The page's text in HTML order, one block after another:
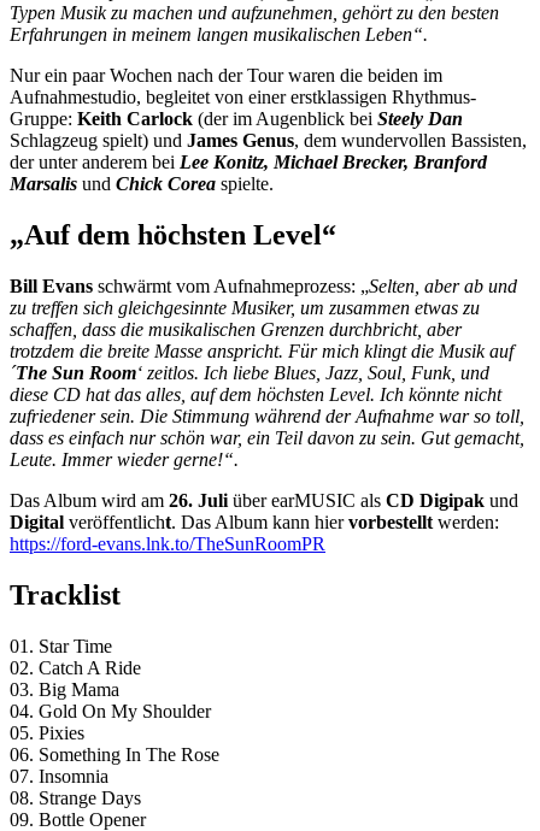
Typen Musik zu machen und aufzunehmen, gehört zu den besten
Erfahrungen in meinem langen musikalischen Leben“.
Nur ein paar Wochen nach der Tour waren die beiden im
Aufnahmestudio, begleitet von einer erstklassigen Rhythmus-
Gruppe: Keith Carlock (der im Augenblick bei Steely Dan
Schlagzeug spielt) und James Genus, dem wundervollen Bassisten,
der unter anderem bei Lee Konitz, Michael Brecker, Branford
Marsalis und Chick Corea spielte.
„Auf dem höchsten Level“
Bill Evans schwärmt vom Aufnahmeprozess: „Selten, aber ab und
zu treffen sich gleichgesinnte Musiker, um zusammen etwas zu
schaffen, dass die musikalischen Grenzen durchbricht, aber
trotzdem die breite Masse anspricht. Für mich klingt die Musik auf
´The Sun Room‘ zeitlos. Ich liebe Blues, Jazz, Soul, Funk, und
diese CD hat das alles, auf dem höchsten Level. Ich könnte nicht
zufriedener sein. Die Stimmung während der Aufnahme war so toll,
dass es einfach nur schön war, ein Teil davon zu sein. Gut gemacht,
Leute. Immer wieder gerne!“.
Das Album wird am 26. Juli über earMUSIC als CD Digipak und
Digital veröffentlicht. Das Album kann hiervorbestellt werden:
https://ford-evans.lnk.to/TheSunRoomPR
Tracklist
01. Star Time
02. Catch A Ride
03. Big Mama
04. Gold On My Shoulder
05. Pixies
06. Something In The Rose
07. Insomnia
08. Strange Days
09. Bottle Opener